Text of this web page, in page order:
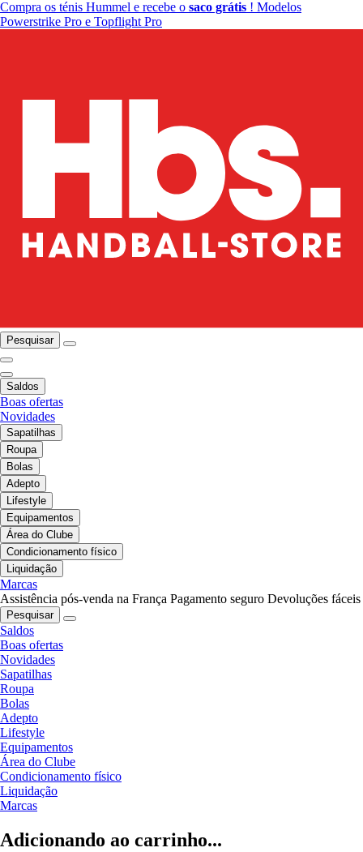
Compra os ténis Hummel e recebe o saco grátis ! Modelos
Powerstrike Pro e Topflight Pro
Pesquisar
Saldos
Boas ofertas
Novidades
Sapatilhas
Roupa
Bolas
Adepto
Lifestyle
Equipamentos
Área do Clube
Condicionamento físico
Liquidação
Marcas
Assistência pós-venda na França Pagamento seguro Devoluções fáceis
Pesquisar
Saldos
Boas ofertas
Novidades
Sapatilhas
Roupa
Bolas
Adepto
Lifestyle
Equipamentos
Área do Clube
Condicionamento físico
Liquidação
Marcas
Adicionando ao carrinho...